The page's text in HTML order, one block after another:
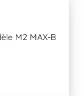
M2 MAX-B